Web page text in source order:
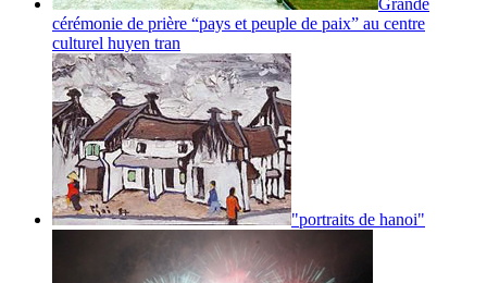
cérémonie de prière “pays et peuple de paix” au centre
culturel huyen tran
"portraits de hanoi"